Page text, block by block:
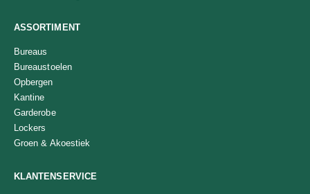
ASSORTIMENT
Bureaus
Bureaustoelen
Opbergen
Kantine
Garderobe
Lockers
Groen & Akoestiek
KLANTENSERVICE